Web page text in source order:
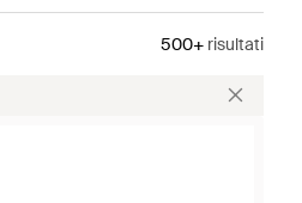
500+ risultati